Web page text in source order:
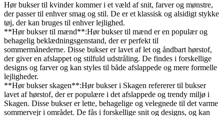
Hør bukser til kvinder kommer i et væld af snit, farver og mønstre,
der passer til enhver smag og stil. De er et klassisk og alsidigt stykke
tøj, der kan bruges til enhver lejlighed.
**Hør bukser til mænd**:Hør bukser til mænd er en populær og
behagelig beklædningsgenstand, der er perfekt til
sommermånederne. Disse bukser er lavet af let og åndbart hørstof,
der giver en afslappet og stilfuld udstråling. De findes i forskellige
designs og farver og kan styles til både afslappede og mere formelle
lejligheder.
**Hør bukser skagen**:Hør bukser i Skagen refererer til bukser
lavet af hørstof, der er populære i det afslappede og trendy miljø i
Skagen. Disse bukser er lette, behagelige og velegnede til det varme
sommervejr i området. De fås i forskellige snit og designs, og kan